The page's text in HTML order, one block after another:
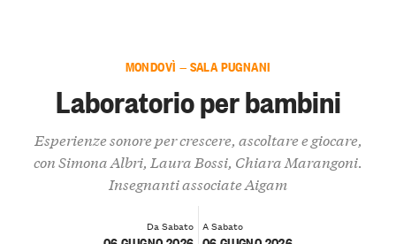
MONDOVÌ — SALA PUGNANI
Laboratorio per bambini
Esperienze sonore per crescere, ascoltare e giocare,
con Simona Albri, Laura Bossi, Chiara Marangoni.
Insegnanti associate Aigam
Da Sabato A Sabato